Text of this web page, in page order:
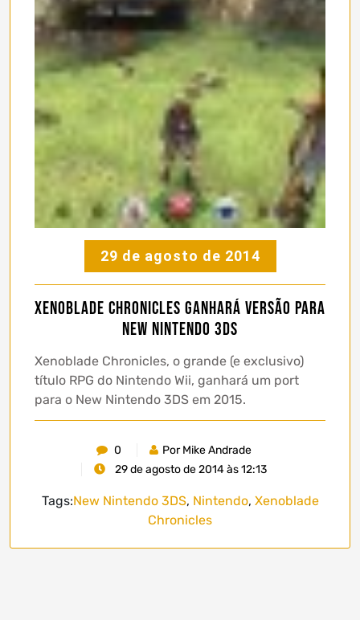
29 de agosto de 2014
Xenoblade Chronicles ganhará versão para
New Nintendo 3DS
Xenoblade Chronicles, o grande (e exclusivo)
título RPG do Nintendo Wii, ganhará um port
para o New Nintendo 3DS em 2015.
0
Por Mike Andrade
29 de agosto de 2014 às 12:13
Tags:New Nintendo 3DS, Nintendo, Xenoblade
Chronicles